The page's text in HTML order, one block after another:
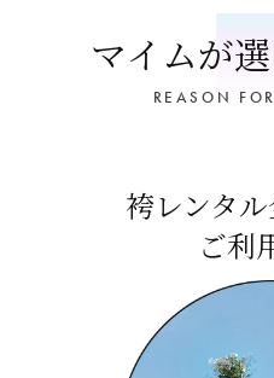
マイムが
REASON
袴レンタ
ご利